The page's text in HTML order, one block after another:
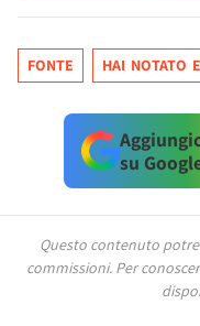
FONTE HAI NOTATO
su
Questo contenuto
commissioni. Per